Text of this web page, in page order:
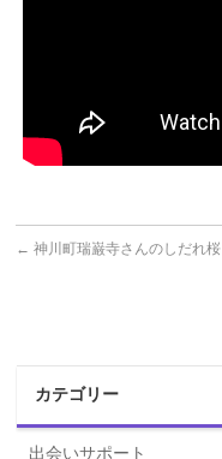
← 神川町瑞巌寺さんのしだれ桜
カテゴリー
出会いサポート